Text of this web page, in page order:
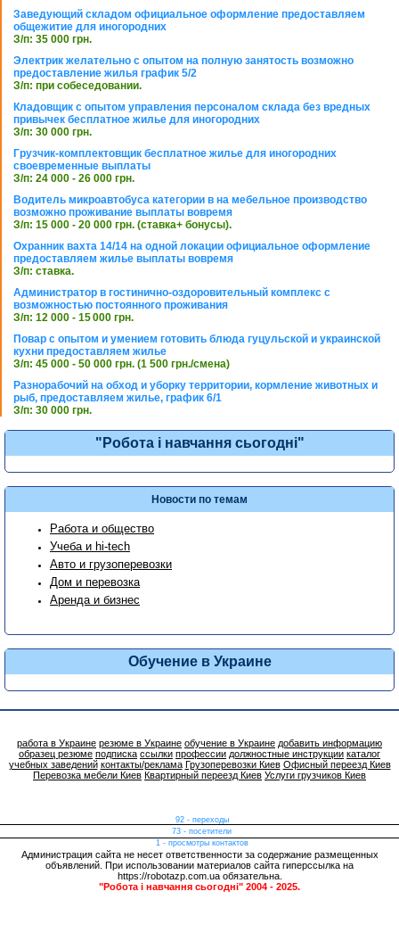
Заведующий складом официальное оформление предоставляем
общежитие для иногородних
З/п: 35 000 грн.
Электрик желательно с опытом на полную занятость возможно
предоставление жилья график 5/2
З/п: при собеседовании.
Кладовщик с опытом управления персоналом склада без вредных
привычек бесплатное жилье для иногородних
З/п: 30 000 грн.
Грузчик-комплектовщик бесплатное жилье для иногородних
своевременные выплаты
З/п: 24 000 - 26 000 грн.
Водитель микроавтобуса категории в на мебельное производство
возможно проживание выплаты вовремя
З/п: 15 000 - 20 000 грн. (ставка+ бонусы).
Охранник вахта 14/14 на одной локации официальное оформление
предоставляем жилье выплаты вовремя
З/п: ставка.
Администратор в гостинично-оздоровительный комплекс с
возможностью постоянного проживания
З/п: 12 000 - 15 000 грн.
Повар с опытом и умением готовить блюда гуцульской и украинской
кухни предоставляем жилье
З/п: 45 000 - 50 000 грн. (1 500 грн./смена)
Разнорабочий на обход и уборку территории, кормление животных и
рыб, предоставляем жилье, график 6/1
З/п: 30 000 грн.
"Робота і навчання сьогодні"
Новости по темам
Работа и общество
Учеба и hi-tech
Авто и грузоперевозки
Дом и перевозка
Аренда и бизнес
Обучение в Украине
работа в Украине резюме в Украине обучение в Украине добавить информацию
образец резюме подписка ссылки профессии должностные инструкции каталог
учебных заведений контакты/реклама Грузоперевозки Киев Офисный переезд Киев
Перевозка мебели Киев Квартирный переезд Киев Услуги грузчиков Киев
92 - переходы
73 - посетители
1 - просмотры контактов
Администрация сайта не несет ответственности за содержание размещенных
объявлений. При использовании материалов сайта гиперссылка на
https://robotazp.com.ua обязательна.
"Робота і навчання сьогодні" 2004 - 2025.